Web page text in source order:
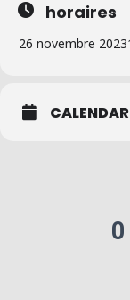
horaires
26 novembre 2023
CALENDAR